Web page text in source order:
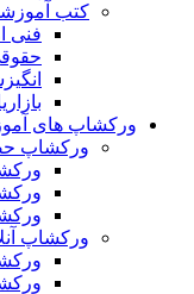
کتب
فنی
ورکشاپ های
ورکشاپ
ورکشاپ